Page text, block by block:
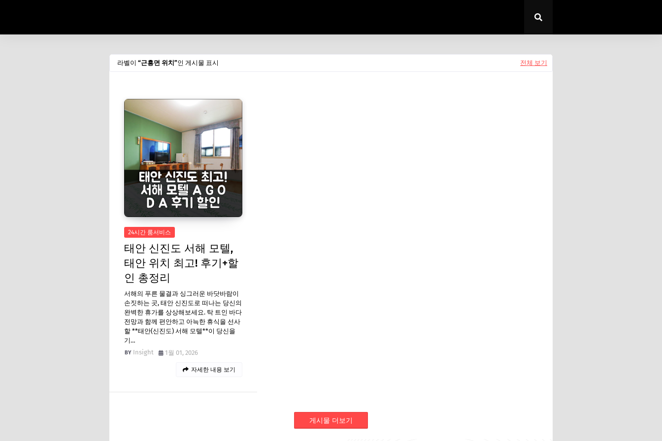
라벨이 근흥면 위치 인 게시물 표시 전체 보기
24시간 룸서비스
태안 신진도 서해 모텔,
태안 위치 최고! 후기+할
인 총정리
서해의 푸른 물결과 싱그러운 바닷바람이
손짓하는 곳, 태안 신진도로 떠나는 당신의
완벽한 휴가를 상상해보세요. 탁 트인 바다
전망과 함께 편안하고 아늑한 휴식을 선사
할 **태안(신진도) 서해 모텔**이 당신을
기…
Insight
1월 01, 2026
자세한 내용 보기
게시물 더보기